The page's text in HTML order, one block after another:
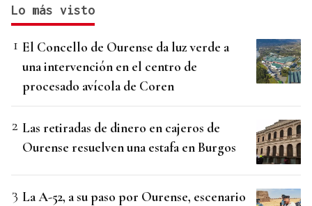
Lo más visto
El Concello de Ourense da luz verde a
una intervención en el centro de
procesado avícola de Coren
Las retiradas de dinero en cajeros de
Ourense resuelven una estafa en Burgos
La A-52, a su paso por Ourense, escenario